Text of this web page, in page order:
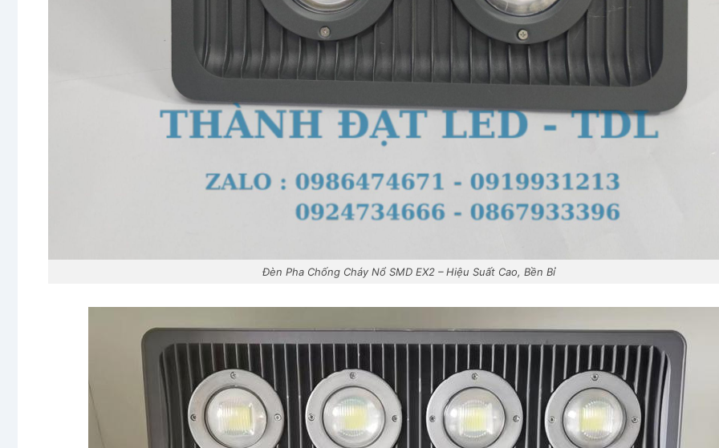
Đèn Pha Chống Cháy Nổ SMD EX2 – Hiệu Suất Cao, Bền Bỉ